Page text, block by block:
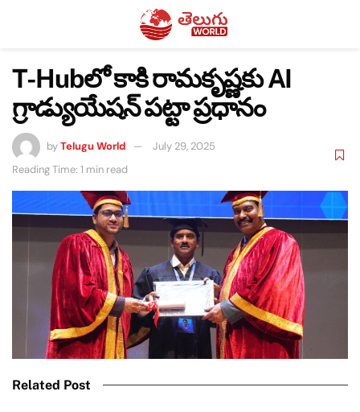
T-Hubలో కాకి రామకృష్ణకు AI
గ్రాడ్యుయేషన్ పట్టా ప్రధానం
byTelugu World
July 29, 2025
Reading Time: 1 min read
Related Post